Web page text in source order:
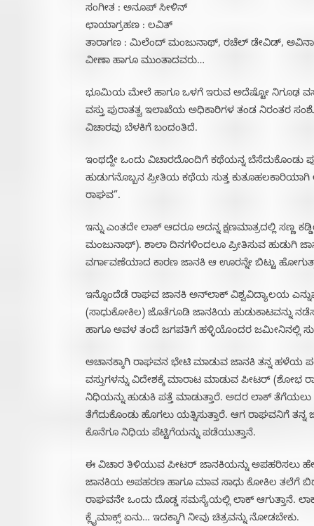
ಸಂಗೀತ : ಅನೂಪ್ ಸೀಳಿನ್
ಛಾಯಾಗ್ರಹಣ : ಲವಿತ್
ತಾರಾಗಣ : ಮಿಲೆಂದ್ ಮಂಜುನಾಥ್, ರಚೆಲ್ ಡೇವಿಡ್,
ವೀಣಾ ಹಾಗೂ ಮುಂತಾದವರು…
ಭೂಮಿಯ ಮೇಲೆ ಹಾಗೂ ಒಳಗೆ ಇರುವ ಅದೆಷ್ಟೋ ನಿಗೂಢ
ವಸ್ತು ಪುರಾತತ್ವ ಇಲಾಖೆಯ ಅಧಿಕಾರಿಗಳ ತಂಡ ನಿರಂತರ
ವಿಚಾರವು ಬೆಳಕಿಗೆ ಬಂದಂತಿದೆ.
ಇಂಥದ್ದೇ ಒಂದು ವಿಚಾರದೊಂದಿಗೆ ಕಥೆಯನ್ನ
ಹುಡುಗನೊಬ್ಬನ ಪ್ರೀತಿಯ ಕಥೆಯ ಸುತ್ತ
ರಾಘವ”.
ಇನ್ನು ಎಂತದೇ ಲಾಕ್ ಆದರೂ ಅದನ್ನ ಕ್ಷಣಮಾತ್ರದಲ್ಲಿ
ಮಂಜುನಾಥ್). ಶಾಲಾ ದಿನಗಳಿಂದಲೂ ಪ್ರೀತಿಸುವ
ವರ್ಗಾವಣೆಯಾದ ಕಾರಣ ಜಾನಕಿ ಆ ಊರನ್ನೇ ಬಿಟ್ಟು
ಇನ್ನೊಂದೆಡೆ ರಾಘವ ಜಾನಕಿ ಅನ್‌ಲಾಕ್ ವಿಶ್ವವಿದ್ಯಾಲಯ
(ಸಾಧುಕೋಕಿಲ) ಜೊತೆಗೂಡಿ ಜಾನಕಿಯ ಹುಡುಕಾಟವನ್ನು
ಹಾಗೂ ಅವಳ ತಂದೆ ಜಗಪತಿಗೆ ಹಳ್ಳಿಯೊಂದರ ಜಮೀನಿನಲ್ಲಿ
ಅಚಾನಕ್ಕಾಗಿ ರಾಘವನ ಭೇಟಿ ಮಾಡುವ ಜಾನಕಿ ತನ್ನ ಹಳೆಯ
ವಸ್ತುಗಳನ್ನು ವಿದೇಶಕ್ಕೆ ಮಾರಾಟ ಮಾಡುವ ಪೀಟರ್ (ಶೋಭ
ನಿಧಿಯನ್ನು ಹುಡುಕಿ ಪತ್ತೆ ಮಾಡುತ್ತಾರೆ. ಅದರ ಲಾಕ್
ತೆಗೆದುಕೊಂಡು ಹೊಗಲು ಯತ್ನಿಸುತ್ತಾರೆ. ಆಗ ರಾಘವನಿಗೆ ತನ್ನ
ಕೊನೆಗೂ ನಿಧಿಯ ಪೆಟ್ಟಿಗೆಯನ್ನು ಪಡೆಯುತ್ತಾನೆ.
ಈ ವಿಚಾರ ತಿಳಿಯುವ ಪೀಟರ್ ಜಾನಕಿಯನ್ನು ಅಪಹರಿಸಲು
ಜಾನಕಿಯ ಅಪಹರಣ ಹಾಗೂ ಮಾವ ಸಾಧು ಕೋಕಿಲ ತಲೆಗೆ ಬಿದ್ದ
ರಾಘವನೇ ಒಂದು ದೊಡ್ಡ ಸಮಸ್ಯೆಯಲ್ಲಿ ಲಾಕ್ ಆಗುತ್ತಾನೆ.
ಕ್ಲೈಮಾಕ್ಸ್ ಏನು… ಇದಕ್ಕಾಗಿ ನೀವು ಚಿತ್ರವನ್ನು ನೋಡಬೇಕು.